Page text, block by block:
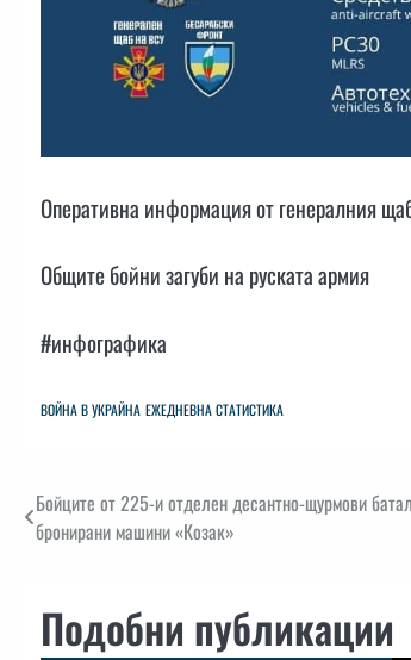
Оперативна информация от генералния
Общите бойни загуби на руската армия
#инфографика
ВОЙНА В УКРАЙНА ЕЖЕДНЕВНА СТАТИСТИКА
Навигация
Бойците от 225-и отделен десантно-щурмови
бронирани машини «Козак»
Подобни публикации